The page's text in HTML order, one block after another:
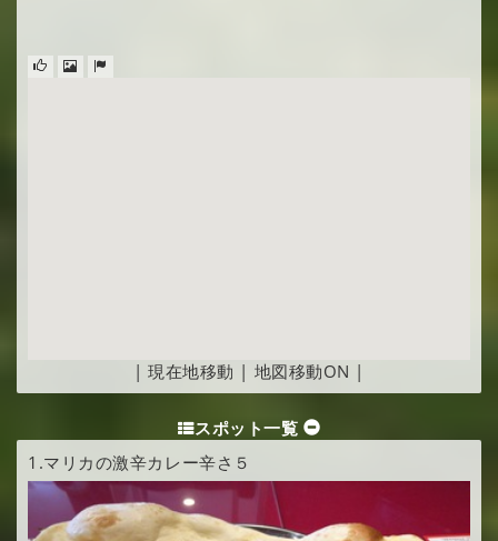
|現在地移動 | 地図移動ON |
スポット一覧
1.マリカの激辛カレー辛さ５